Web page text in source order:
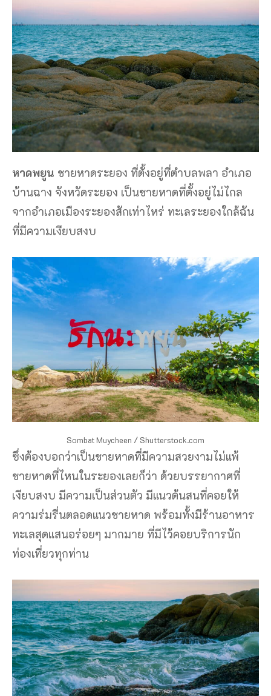
หาดพยูน ชายหาดระยอง ที่ตั้งอยู่ที่ตำบลพลา อำเภอ
บ้านฉาง จังหวัดระยอง เป็นชายหาดที่ตั้งอยู่ไม่ไกล
จากอำเภอเมืองระยองสักเท่าไหร่ ทะเลระยองใกล้ฉัน
ที่มีความเงียบสงบ
Sombat Muycheen / Shutterstock.com
ซึ่งต้องบอกว่าเป็นชายหาดที่มีความสวยงามไม่แพ้
ชายหาดที่ไหนในระยองเลยก็ว่า ด้วยบรรยากาศที่
เงียบสงบ มีความเป็นส่วนตัว มีแนวต้นสนที่คอยให้
ความร่มรื่นตลอดแนวชายหาด พร้อมทั้งมีร้านอาหาร
ทะเลสุดแสนอร่อยๆ มากมาย ที่มีไว้คอยบริการนัก
ท่องเที่ยวทุกท่าน